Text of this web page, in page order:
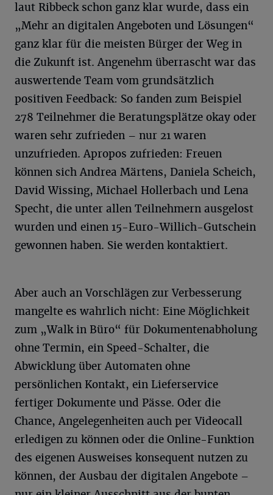
laut Ribbeck schon ganz klar wurde, dass ein
„Mehr an digitalen Angeboten und Lösungen“
ganz klar für die meisten Bürger der Weg in
die Zukunft ist. Angenehm überrascht war das
auswertende Team vom grundsätzlich
positiven Feedback: So fanden zum Beispiel
278 Teilnehmer die Beratungsplätze okay oder
waren sehr zufrieden – nur 21 waren
unzufrieden. Apropos zufrieden: Freuen
können sich Andrea Märtens, Daniela Scheich,
David Wissing, Michael Hollerbach und Lena
Specht, die unter allen Teilnehmern ausgelost
wurden und einen 15-Euro-Willich-Gutschein
gewonnen haben. Sie werden kontaktiert.
Aber auch an Vorschlägen zur Verbesserung
mangelte es wahrlich nicht: Eine Möglichkeit
zum „Walk in Büro“ für Dokumentenabholung
ohne Termin, ein Speed-Schalter, die
Abwicklung über Automaten ohne
persönlichen Kontakt, ein Lieferservice
fertiger Dokumente und Pässe. Oder die
Chance, Angelegenheiten auch per Videocall
erledigen zu können oder die Online-Funktion
des eigenen Ausweises konsequent nutzen zu
können, der Ausbau der digitalen Angebote –